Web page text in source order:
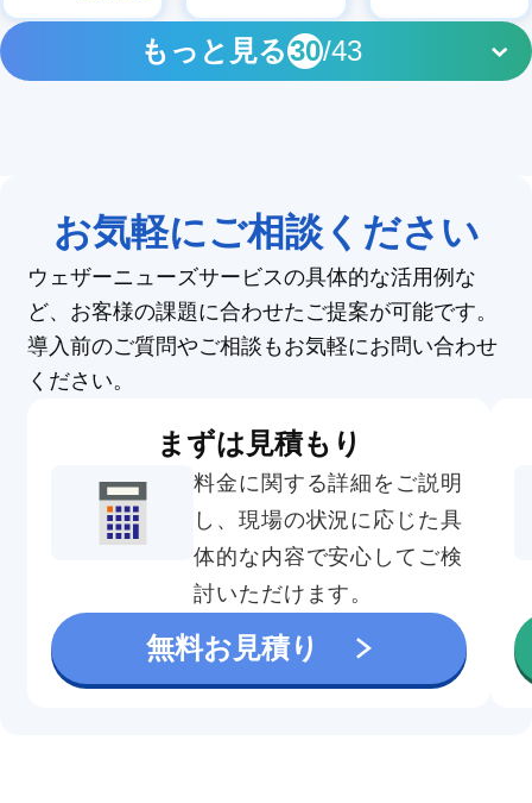
もっと見る30/43
お気軽にご相談ください
ウェザーニューズサービスの具体的な活用例な
ど、お客様の課題に合わせたご提案が可能です。
導入前のご質問やご相談もお気軽にお問い合わせ
ください。
まずは見積もり
料金に関する詳細をご説明
し、現場の状況に応じた具
体的な内容で安心してご検
討いただけます。
無料お見積り